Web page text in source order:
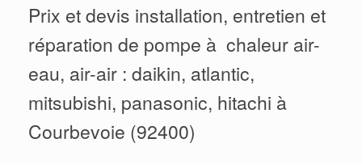
Prix et devis installation, entretien et
réparation de pompe à chaleur air-
eau, air-air : daikin, atlantic,
mitsubishi, panasonic, hitachi à
Courbevoie (92400)